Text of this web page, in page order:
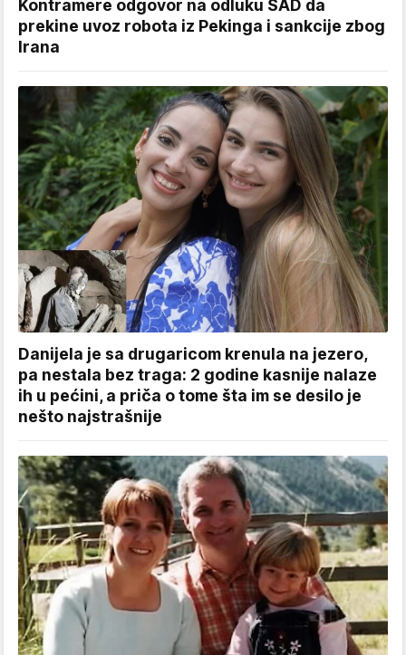
Kontramere odgovor na odluku SAD da
prekine uvoz robota iz Pekinga i sankcije zbog
Irana
Danijela je sa drugaricom krenula na jezero,
pa nestala bez traga: 2 godine kasnije nalaze
ih u pećini, a priča o tome šta im se desilo je
nešto najstrašnije